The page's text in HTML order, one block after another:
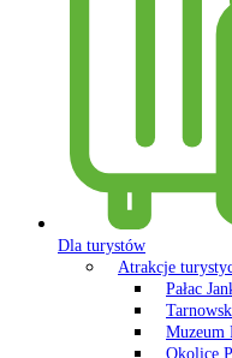
Dla turystów
Atrakcje
Pałac
Muzeum
Okolice